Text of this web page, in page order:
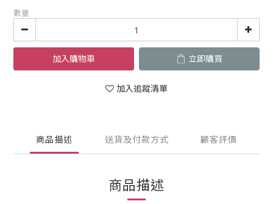
數量
加入購物車 立即購買
加入追蹤清單
商品描述 送貨及付款方式 顧客評價
商品描述